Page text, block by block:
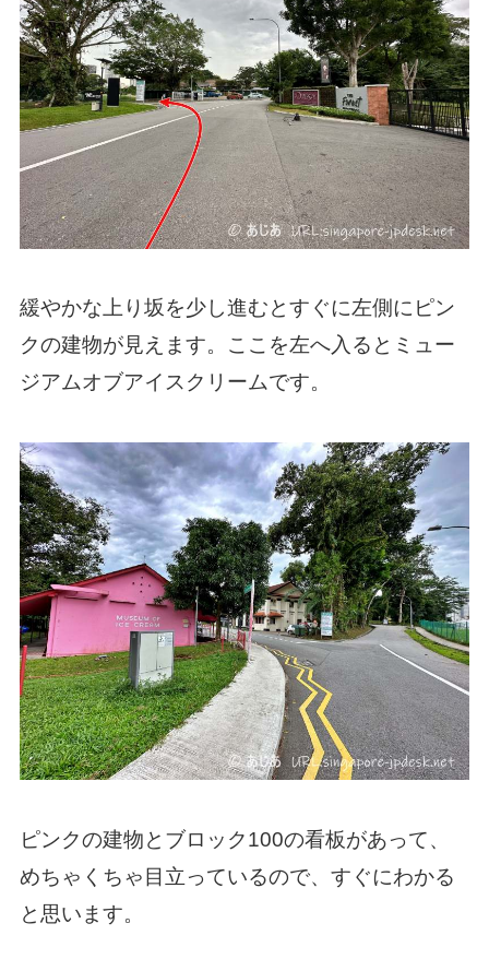
緩やかな上り坂を少し進むとすぐに左側にピン
クの建物が見えます。ここを左へ入るとミュー
ジアムオブアイスクリームです。
ピンクの建物とブロック100の看板があって、
めちゃくちゃ目立っているので、すぐにわかる
と思います。